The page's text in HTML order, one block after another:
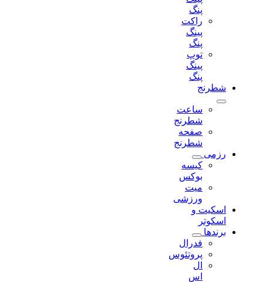
راکت
توپ
شطرنج
ساعت
شطرنج
صفحه
شطرنج
رزمی
کیسه
بوکس
میت
ورزشی
اسکیت و
اسکوتر
برندها
فدرال
پروتئوس